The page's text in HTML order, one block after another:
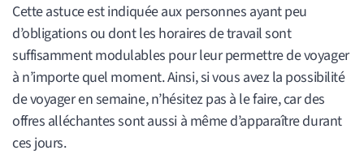
Cette astuce est indiquée aux personnes ayant peu
d’obligations ou dont les horaires de travail sont
suffisamment modulables pour leur permettre de voyager
à n’importe quel moment. Ainsi, si vous avez la possibilité
de voyager en semaine, n’hésitez pas à le faire, car des
offres alléchantes sont aussi à même d’apparaître durant
ces jours.